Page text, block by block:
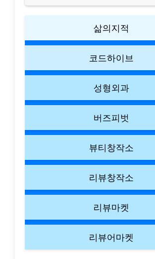
삶의지적
코드하이브
성형외과
버즈피벗
뷰티창작소
리뷰창작소
리뷰마켓
리뷰어마켓